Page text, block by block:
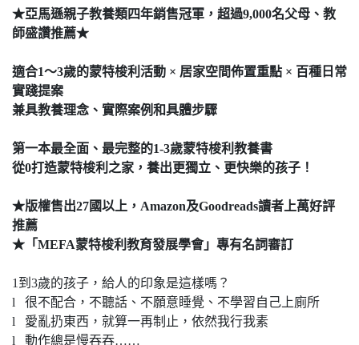
★亞馬遜親子教養類四年銷售冠軍，超過9,000名父母、教
師盛讚推薦★
適合1～3歲的蒙特梭利活動 × 居家空間佈置重點 × 百種日常
實踐提案
兼具教養理念、實際案例和具體步驟
第一本最全面、最完整的1-3歲蒙特梭利教養書
從0打造蒙特梭利之家，養出更獨立、更快樂的孩子！
★版權售出27國以上，Amazon及Goodreads讀者上萬好評
推薦
★「MEFA蒙特梭利教育發展學會」專有名詞審訂
1到3歲的孩子，給人的印象是這樣嗎？
l 很不配合，不聽話、不願意睡覺、不學習自己上廁所
l 愛亂扔東西，就算一再制止，依然我行我素
l 動作總是慢吞吞……